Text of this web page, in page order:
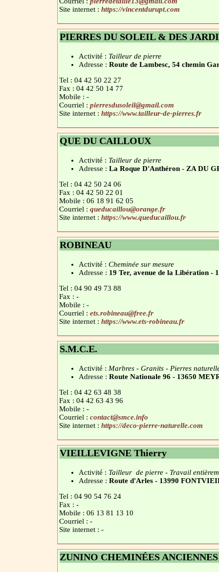
Site internet : https://vincentdurupt.com
PIERRES DU SOLEIL & DES
Activité : Tailleur de pierre
Adresse : Route de Lambesc, 54 chemin
Tel : 04 42 50 22 27
Fax : 04 42 50 14 77
Mobile : -
Courriel : pierresdusoleil@gmail.com
Site internet : https://www.tailleur-de-pierres.fr
QUE DU CAILLOUX
Activité : Tailleur de pierre
Adresse : La Roque D'Anthéron - ZA DU
Tel : 04 42 50 24 06
Fax : 04 42 50 22 01
Mobile : 06 18 91 62 05
Courriel : queducaillou@orange.fr
Site internet : https://www.queducaillou.fr
ROBINEAU
Activité : Cheminée sur mesure
Adresse : 19 Ter, avenue de la Libération -
Tel : 04 90 49 73 88
Fax : -
Mobile : -
Courriel : ets.robineau@free.fr
Site internet : https://www.ets-robineau.fr
S.M.C.E.
Activité : Marbres - Granits - Pierres
Adresse : Route Nationale 96 - 13650
Tel : 04 42 63 48 38
Fax : 04 42 63 43 96
Mobile : -
Courriel : contact@smce.info
Site internet : https://deco-pierre-naturelle.com
VIEILLEVIGNE Thierry
Activité : Tailleur de pierre - Travail
Adresse : Route d'Arles - 13990
Tel : 04 90 54 76 24
Fax : -
Mobile : 06 13 81 13 10
Courriel : -
Site internet : -
ZUNINO CHEMINÉES ANCIENNES